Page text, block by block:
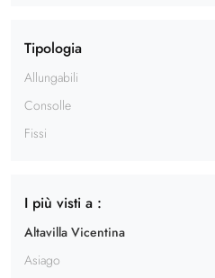
Tipologia
Allungabili
Consolle
Fissi
I più visti a :
Altavilla Vicentina
Asiago